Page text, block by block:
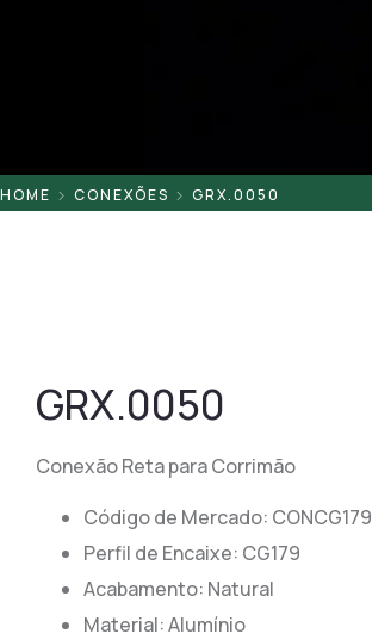
HOME CONEXÕES GRX.0050
GRX.0050
Conexão Reta para Corrimão
Código de Mercado: CONCG179
​​Perfil de Encaixe: CG179
Acabamento: Natural
Material: Alumínio